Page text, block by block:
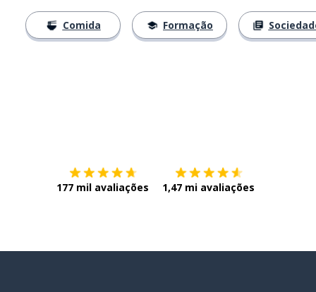
Comida Formação
177 mil avaliações 1,47 mi avaliações